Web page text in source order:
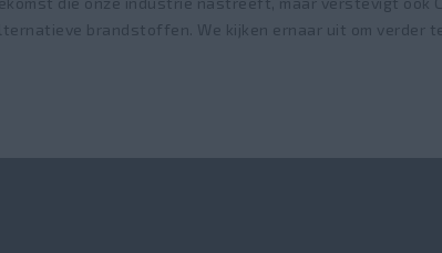
brandstoffen. We kijken ernaar uit om verder